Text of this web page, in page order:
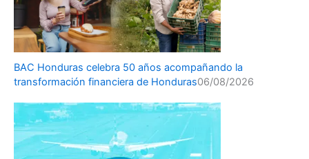
BAC Honduras celebra 50 años acompañando la
transformación financiera de Honduras06/08/2026